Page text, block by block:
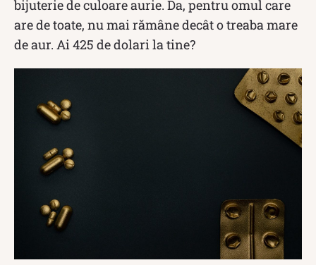
bijuterie de culoare aurie. Da, pentru omul care
are de toate, nu mai rămâne decât o treaba mare
de aur. Ai 425 de dolari la tine?